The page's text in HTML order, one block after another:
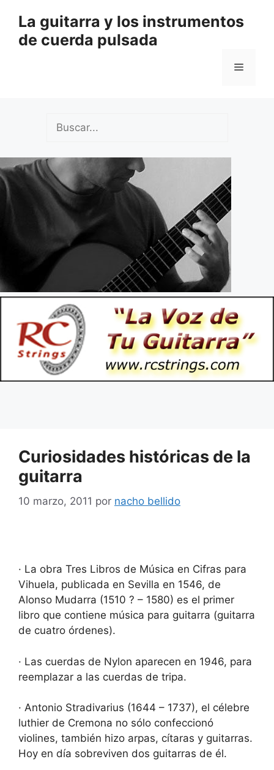
contenido
La guitarra y los instrumentos
de cuerda pulsada
Menú
Curiosidades históricas de la
guitarra
10 marzo, 2011 por nacho bellido
· La obra Tres Libros de Música en Cifras para
Vihuela, publicada en Sevilla en 1546, de
Alonso Mudarra (1510 ? – 1580) es el primer
libro que contiene música para guitarra (guitarra
de cuatro órdenes).
· Las cuerdas de Nylon aparecen en 1946, para
reemplazar a las cuerdas de tripa.
· Antonio Stradivarius (1644 – 1737), el célebre
luthier de Cremona no sólo confeccionó
violines, también hizo arpas, cítaras y guitarras.
Hoy en día sobreviven dos guitarras de él.